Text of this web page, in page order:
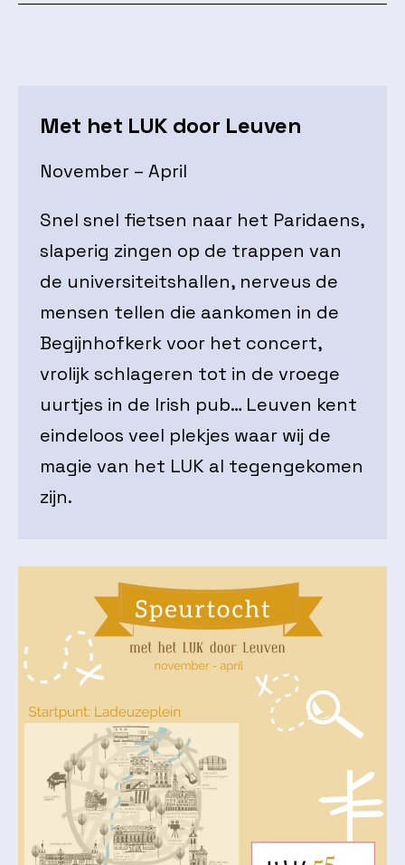
Met het LUK door Leuven
November – April
Snel snel fietsen naar het Paridaens,
slaperig zingen op de trappen van
de universiteitshallen, nerveus de
mensen tellen die aankomen in de
Begijnhofkerk voor het concert,
vrolijk schlageren tot in de vroege
uurtjes in de Irish pub… Leuven kent
eindeloos veel plekjes waar wij de
magie van het LUK al tegengekomen
zijn.